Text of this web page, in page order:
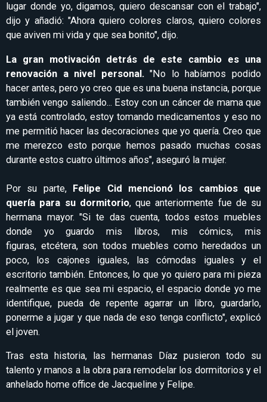
lugar donde yo, digamos, quiero descansar con el trabajo",
dijo y añadió: "Ahora quiero colores claros, quiero colores
que aviven mi vida y que sea bonito", dijo.
La gran motivación detrás de este cambio es una
renovación a nivel personal."No lo habíamos podido
hacer antes, pero yo creo que es una buena instancia, porque
también vengo saliendo... Estoy con un cáncer de mama que
ya está controlado, estoy tomando medicamentos y eso no
me permitió hacer las decoraciones que yo quería. Creo que
me merezco esto porque hemos pasado muchas cosas
durante estos cuatro últimos años", aseguró la mujer.
Por su parte,Felipe Cid mencionó los cambios que
quería para su dormitorio, que anteriormente fue de su
hermana mayor. "Si te das cuenta, todos estos muebles
donde yo guardo mis libros, mis cómics, mis
figuras, etcétera, son todos muebles como heredados un
poco, los cajones iguales, las cómodas iguales y el
escritorio también. Entonces, lo que yo quiero para mi pieza
realmente es que sea mi espacio, el espacio donde yo me
identifique, pueda de repente agarrar un libro, guardarlo,
ponerme a jugar y que nada de eso tenga conflicto", explicó
el joven.
Tras esta historia, las hermanas Díaz pusieron todo su
talento y manos a la obra para remodelar los dormitorios y el
anhelado home office de Jacqueline y Felipe.